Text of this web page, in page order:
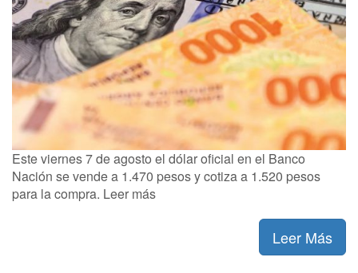
Este viernes 7 de agosto el dólar oficial en el Banco
Nación se vende a 1.470 pesos y cotiza a 1.520 pesos
para la compra. Leer más
Leer Más